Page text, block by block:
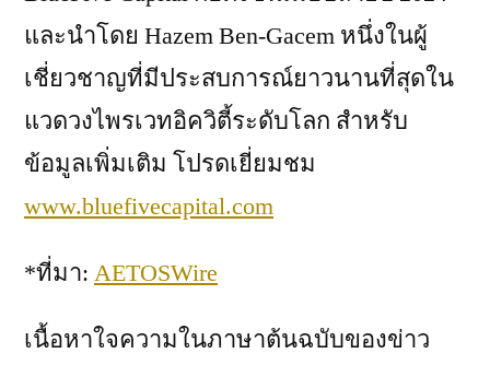
และนำโดย Hazem Ben-Gacem หนึ่งในผู้
เชี่ยวชาญที่มีประสบการณ์ยาวนานที่สุดใน
แวดวงไพรเวทอิควิตี้ระดับโลก สำหรับ
ข้อมูลเพิ่มเติม โปรดเยี่ยมชม
www.bluefivecapital.com
*ที่มา: AETOSWire
เนื้อหาใจความในภาษาต้นฉบับของข่าว